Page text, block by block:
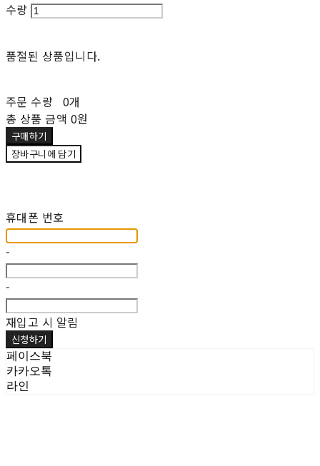
수량
품절된 상품입니다.
주문 수량 0개
총 상품 금액 0원
구매하기
장바구니에 담기
휴대폰 번호
-
-
재입고 시 알림
신청하기
페이스북
카카오톡
라인